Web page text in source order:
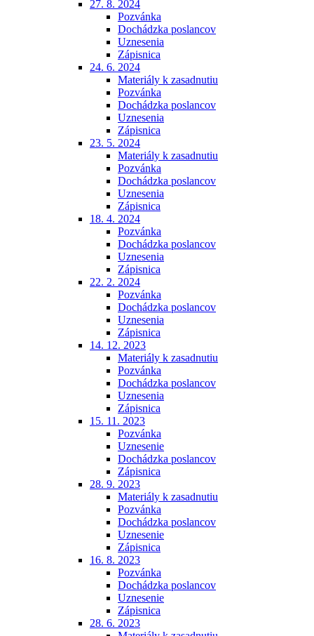
27. 8. 2024
Pozvánka
Dochádzka poslancov
Uznesenia
Zápisnica
24. 6. 2024
Materiály k zasadnutiu
Pozvánka
Dochádzka poslancov
Uznesenia
Zápisnica
23. 5. 2024
Materiály k zasadnutiu
Pozvánka
Dochádzka poslancov
Uznesenia
Zápisnica
18. 4. 2024
Pozvánka
Dochádzka poslancov
Uznesenia
Zápisnica
22. 2. 2024
Pozvánka
Dochádzka poslancov
Uznesenia
Zápisnica
14. 12. 2023
Materiály k zasadnutiu
Pozvánka
Dochádzka poslancov
Uznesenia
Zápisnica
15. 11. 2023
Pozvánka
Uznesenie
Dochádzka poslancov
Zápisnica
28. 9. 2023
Materiály k zasadnutiu
Pozvánka
Dochádzka poslancov
Uznesenie
Zápisnica
16. 8. 2023
Pozvánka
Dochádzka poslancov
Uznesenie
Zápisnica
28. 6. 2023